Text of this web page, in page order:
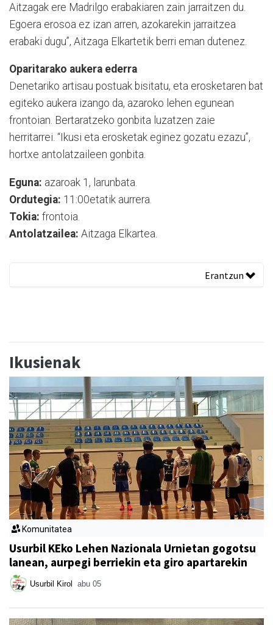
Aitzagak ere Madrilgo erabakiaren zain jarraitzen du.
Egoera erosoa ez izan arren, azokarekin jarraitzea
erabaki dugu”, Aitzaga Elkartetik berri eman dutenez.
Oparitarako aukera ederra
Denetariko artisau postuak bisitatu, eta erosketaren bat
egiteko aukera izango da, azaroko lehen egunean
frontoian. Bertaratzeko gonbita luzatzen zaie
herritarrei. “Ikusi eta erosketak eginez gozatu ezazu”,
hortxe antolatzaileen gonbita.
Eguna: azaroak 1, larunbata.
Ordutegia: 11:00etatik aurrera.
Tokia: frontoia.
Antolatzailea: Aitzaga Elkartea.
Erantzun
Ikusienak
Komunitatea
Usurbil KEko Lehen Nazionala Urnietan gogotsu
lanean, aurpegi berriekin eta giro apartarekin
Usurbil Kirol abu 05